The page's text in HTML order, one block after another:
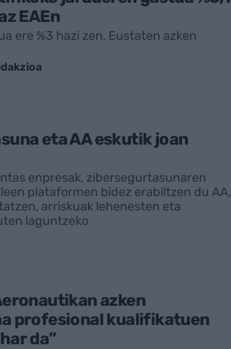
EAEn
ere %3 hazi zen, Eustaten azken
eta AA eskutik joan
enpresak, zibersegurtasunaren
plataformen bidez erabiltzen du AA,
arriskuak lehenesten eta
laguntzeko
azken
profesional kualifikatuen
da”